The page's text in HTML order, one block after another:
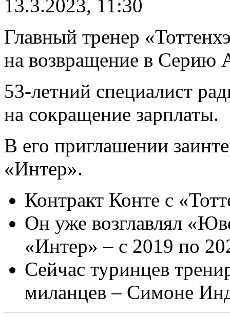
13.3.2023, 11:30
Главный тренер
на возвращение в Серию
53-летний специалист
на сокращение зарплаты.
В его приглашении
«Интер».
Контракт Конте с
Он уже возглавлял
«Интер» – с 2019 по
Сейчас туринцев
миланцев – Симоне